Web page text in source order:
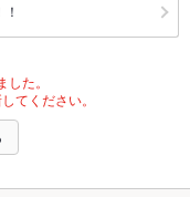
た。
てください。